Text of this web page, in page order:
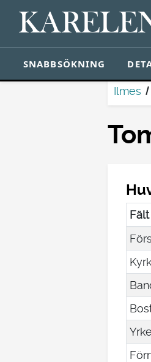
SNABBSÖKNING
Ilmes
Fält
Yrke